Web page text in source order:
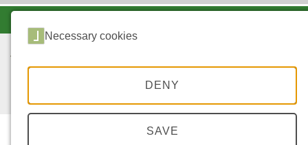
Necessary cookies
DENY
SAVE